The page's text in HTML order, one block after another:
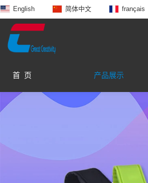
English 简体中文 français
首 页 产品展示